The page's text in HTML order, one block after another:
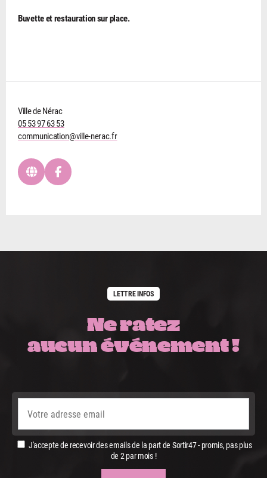
Buvette et restauration sur place.
Ville de Nérac
05 53 97 63 53
communication@ville-nerac.fr
LETTRE INFOS
Ne ratez
aucun événement !
J'accepte de recevoir des emails de la part de Sortir47 - promis, pas plus
de 2 par mois !